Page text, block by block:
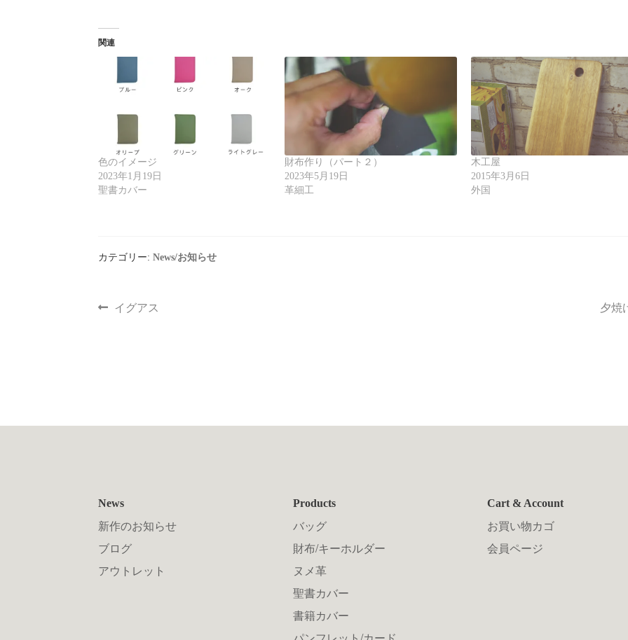
関連
色のイメージ
2023年1月19日
聖書カバー
財布作り（パート２）
2023年5月19日
革細工
木工屋
2015年3月6日
外国
カテゴリー:News/お知らせ
イグアス 夕焼
News
新作のお知らせ
ブログ
アウトレット
Products
バッグ
財布/キーホルダー
ヌメ革
聖書カバー
書籍カバー
Cart & Account
お買い物カゴ
会員ページ